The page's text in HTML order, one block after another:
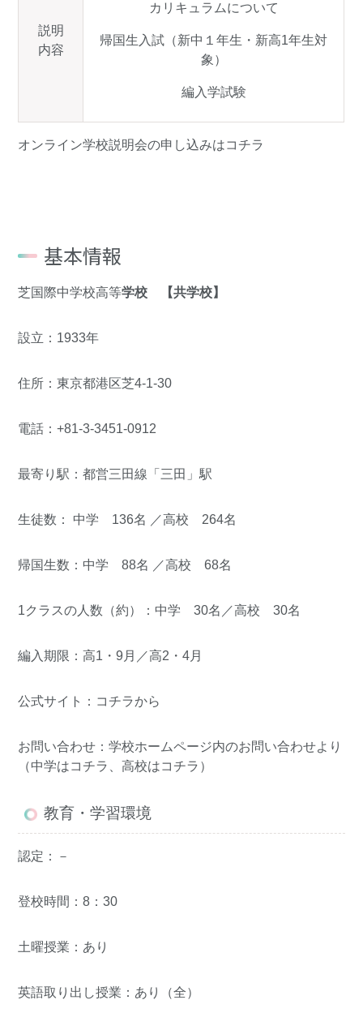
説明
内容
カリキュラムについて
帰国生入試（新中１年生・新高1年生対
象）
編入学試験
オンライン学校説明会の申し込みはコチラ
基本情報
芝国際中学校高等学校 【共学校】
設立：1933年
住所：東京都港区芝4-1-30
電話：+81-3-3451-0912
最寄り駅：都営三田線「三田」駅
生徒数： 中学 136名 ／高校 264名
帰国生数：中学 88名 ／高校 68名
1クラスの人数（約）：中学 30名／高校 30名
編入期限：高1・9月／高2・4月
公式サイト： コチラから
お問い合わせ：学校ホームページ内のお問い合わせより
（中学はコチラ 、高校はコチラ ）
教育・学習環境
認定：－
登校時間：8：30
土曜授業：あり
英語取り出し授業：あり（全）